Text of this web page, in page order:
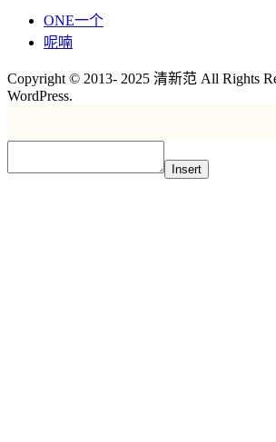
ONE一个
呢喃
Copyright © 2013- 2025 清新范 All Rights
WordPress.
Insert